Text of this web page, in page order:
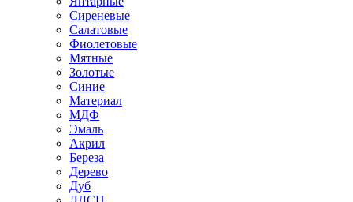
Сиреневые
Салатовые
Фиолетовые
Мятные
Золотые
Синие
Материал
МДФ
Эмаль
Акрил
Береза
Дерево
Дуб